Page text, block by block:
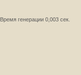
Время генерации 0,003 сек.